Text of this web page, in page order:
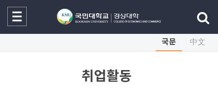
국문 中文
취업활동